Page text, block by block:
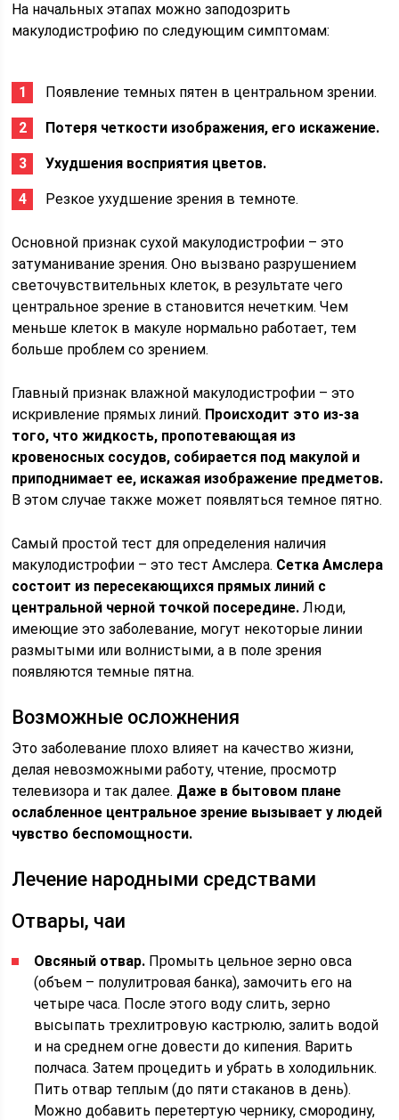
На начальных этапах можно заподозрить
макулодистрофию по следующим симптомам:
Появление темных пятен в центральном зрении.
Потеря четкости изображения, его искажение.
Ухудшения восприятия цветов.
Резкое ухудшение зрения в темноте.
Основной признак сухой макулодистрофии – это
затуманивание зрения. Оно вызвано разрушением
светочувствительных клеток, в результате чего
центральное зрение в становится нечетким. Чем
меньше клеток в макуле нормально работает, тем
больше проблем со зрением.
Главный признак влажной макулодистрофии – это
искривление прямых линий. Происходит это из-за
того, что жидкость, пропотевающая из
кровеносных сосудов, собирается под макулой и
приподнимает ее, искажая изображение предметов.
В этом случае также может появляться темное пятно.
Самый простой тест для определения наличия
макулодистрофии – это тест Амслера. Сетка Амслера
состоит из пересекающихся прямых линий с
центральной черной точкой посередине. Люди,
имеющие это заболевание, могут некоторые линии
размытыми или волнистыми, а в поле зрения
появляются темные пятна.
Возможные осложнения
Это заболевание плохо влияет на качество жизни,
делая невозможными работу, чтение, просмотр
телевизора и так далее. Даже в бытовом плане
ослабленное центральное зрение вызывает у людей
чувство беспомощности.
Лечение народными средствами
Отвары, чаи
Овсяный отвар. Промыть цельное зерно овса
(объем – полулитровая банка), замочить его на
четыре часа. После этого воду слить, зерно
высыпать трехлитровую кастрюлю, залить водой
и на среднем огне довести до кипения. Варить
полчаса. Затем процедить и убрать в холодильник.
Пить отвар теплым (до пяти стаканов в день).
Можно добавить перетертую чернику, смородину,